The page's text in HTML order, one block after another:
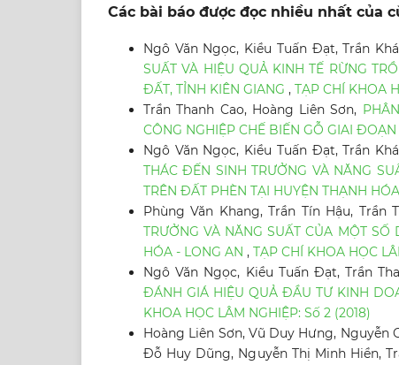
Các bài báo được đọc nhiều nhất của
Ngô Văn Ngọc, Kiều Tuấn Đạt, Trần
SUẤT VÀ HIỆU QUẢ KINH TẾ RỪNG
ĐẤT, TỈNH KIÊN GIANG , TẠP CHÍ KHOA
Trần Thanh Cao, Hoàng Liên Sơn,
CÔNG NGHIỆP CHẾ BIẾN GỖ GIAI ĐOẠN
Ngô Văn Ngọc, Kiều Tuấn Đạt, Trần
THÁC ĐẾN SINH TRƯỞNG VÀ NĂNG
TRÊN ĐẤT PHÈN TẠI HUYỆN THẠNH
Phùng Văn Khang, Trần Tín Hậu,
TRƯỞNG VÀ NĂNG SUẤT CỦA MỘT
HÓA - LONG AN , TẠP CHÍ KHOA HỌC
Ngô Văn Ngọc, Kiều Tuấn Đạt, Trần
ĐÁNH GIÁ HIỆU QUẢ ĐẦU TƯ KINH
KHOA HỌC LÂM NGHIỆP: Số 2 (2018)
Hoàng Liên Sơn, Vũ Duy Hưng, Nguyễn
Đỗ Huy Dũng, Nguyễn Thị Minh Hiền,